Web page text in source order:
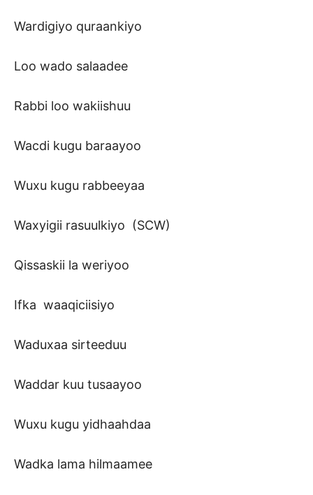
Wardigiyo quraankiyo
Loo wado salaadee
Rabbi loo wakiishuu
Wacdi kugu baraayoo
Wuxu kugu rabbeeyaa
Waxyigii rasuulkiyo (SCW)
Qissaskii la weriyoo
Ifka waaqiciisiyo
Waduxaa sirteeduu
Waddar kuu tusaayoo
Wuxu kugu yidhaahdaa
Wadka lama hilmaamee